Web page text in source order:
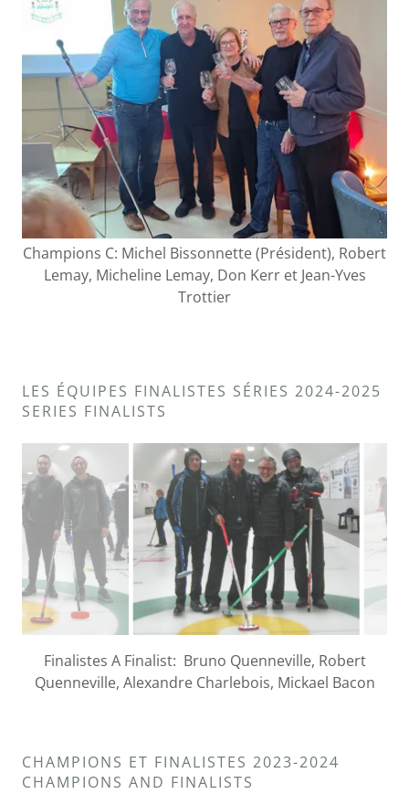
Champions C: Michel Bissonnette (Président), Robert
Lemay, Micheline Lemay, Don Kerr et Jean-Yves
Trottier
LES ÉQUIPES FINALISTES SÉRIES 2024-2025
SERIES FINALISTS
Finalistes B Finalist: David Faulkner, Robert Percy,
Georges Lemire, Jim Finch
CHAMPIONS ET FINALISTES 2023-2024
CHAMPIONS AND FINALISTS